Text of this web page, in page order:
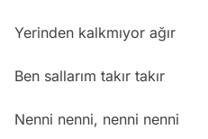
Yerinden kalkmıyor ağır
Ben sallarım takır takır
Nenni nenni, nenni nenni